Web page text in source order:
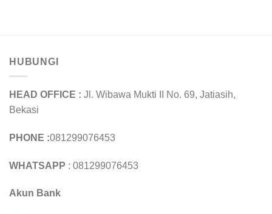
HUBUNGI
HEAD OFFICE : Jl. Wibawa Mukti II No. 69, Jatiasih,
Bekasi
PHONE :081299076453
WHATSAPP : 081299076453
Akun Bank